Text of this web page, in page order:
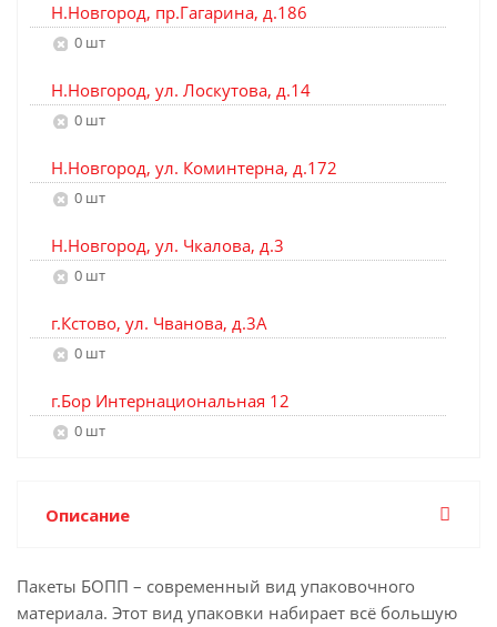
Н.Новгород, пр.Гагарина, д.186
0 шт
Н.Новгород, ул. Лоскутова, д.14
0 шт
Н.Новгород, ул. Коминтерна, д.172
0 шт
Н.Новгород, ул. Чкалова, д.3
0 шт
г.Кстово, ул. Чванова, д.3А
0 шт
г.Бор Интернациональная 12
0 шт
Описание
Пакеты БОПП – современный вид упаковочного
материала. Этот вид упаковки набирает всё большую